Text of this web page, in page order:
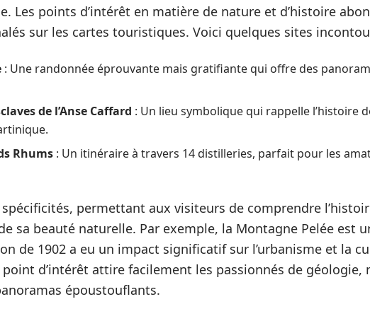
Les points d’intérêt en matière de nature et d’histoire
sur les cartes touristiques. Voici quelques sites
: Une randonnée éprouvante mais gratifiante qui offre des
de l’Anse Caffard : Un lieu symbolique qui rappelle l’histoire
Rhums : Un itinéraire à travers 14 distilleries, parfait pour les
permettant aux visiteurs de comprendre
sa beauté naturelle. Par exemple, la Montagne Pelée est
de 1902 a eu un impact significatif sur l’urbanisme et la
d’intérêt attire facilement les passionnés de géologie,
époustouflants.